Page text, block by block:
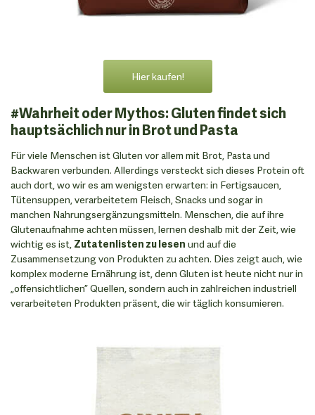
Hier kaufen!
#Wahrheit oder Mythos: Gluten findet sich
hauptsächlich nur in Brot und Pasta
Für viele Menschen ist Gluten vor allem mit Brot, Pasta und
Backwaren verbunden. Allerdings versteckt sich dieses Protein oft
auch dort, wo wir es am wenigsten erwarten: in Fertigsaucen,
Tütensuppen, verarbeitetem Fleisch, Snacks und sogar in
manchen Nahrungsergänzungsmitteln. Menschen, die auf ihre
Glutenaufnahme achten müssen, lernen deshalb mit der Zeit, wie
wichtig es ist, Zutatenlisten zu lesen und auf die
Zusammensetzung von Produkten zu achten. Dies zeigt auch, wie
komplex moderne Ernährung ist, denn Gluten ist heute nicht nur in
„offensichtlichen” Quellen, sondern auch in zahlreichen industriell
verarbeiteten Produkten präsent, die wir täglich konsumieren.